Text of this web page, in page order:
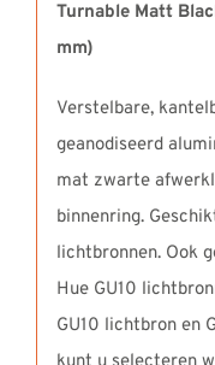
Turnable Matt
mm)
Verstelbare,
geanodiseerd
mat zwarte
binnenring.
lichtbronnen. Ook
Hue GU10
GU10 lichtbron en